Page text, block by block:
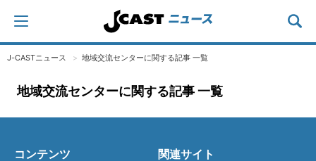
J-CASTニュース 地域交流センターに関する記事 一覧
地域交流センターに関する記事 一覧
コンテンツ 関連サイト